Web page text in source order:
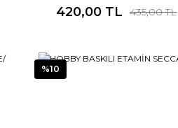
420,00 TL 435,00 TL
%10